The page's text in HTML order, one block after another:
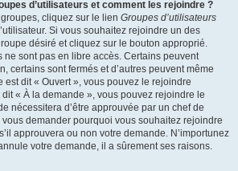
d’utilisateurs et comment les rejoindre ?
cliquez sur le lien Groupes d’utilisateurs
Si vous souhaitez rejoindre un des
désiré et cliquez sur le bouton approprié.
ne sont pas en libre accès. Certains peuvent
certains sont fermés et d’autres peuvent même
est dit « Ouvert », vous pouvez le rejoindre
« À la demande », vous pouvez rejoindre le
nécessitera d’être approuvée par un chef de
demander pourquoi vous souhaitez rejoindre
approuvera ou non votre demande. N’importunez
votre demande, il a sûrement ses raisons.